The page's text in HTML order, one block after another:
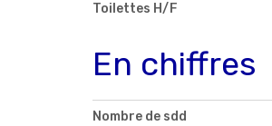
Toilettes H/F
En chiffres
Nombre de sdd